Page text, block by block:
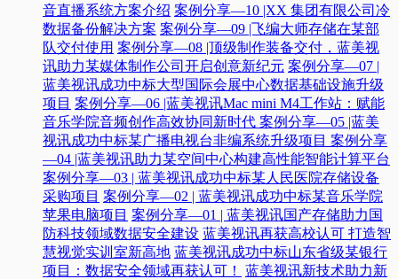
音直播系统方案介绍 案例分享—10 |XX 集团有限公司冷
数据备份解决方案 案例分享—09 |飞编大师存储在某部
队交付使用 案例分享—08 |顶级制作装备交付，蓝美视
讯助力某媒体制作公司开启创意新纪元 案例分享—07 |
蓝美视讯成功中标大型国际会展中心数据基础设施升级
项目 案例分享—06 |蓝美视讯Mac mini M4工作站：赋能
音乐学院音频创作高效协同新时代​ 案例分享—05 |蓝美
视讯成功中标某广播电视台非编系统升级项目​ 案例分享
—04 |蓝美视讯助力某空间中心构建高性能智能计算平台​
案例分享—03 | 蓝美视讯成功中标某人民医院存储设备
采购项目 案例分享—02 | 蓝美视讯成功中标某音乐学院
苹果电脑项目 案例分享—01 | 蓝美视讯国产存储助力国
防科技领域数据安全建设 蓝美视讯再获高校认可 打造智
慧视觉实训室新高地 蓝美视讯成功中标山东省级某银行
项目：数据安全领域再获认可！
蓝美视讯新技术助力新